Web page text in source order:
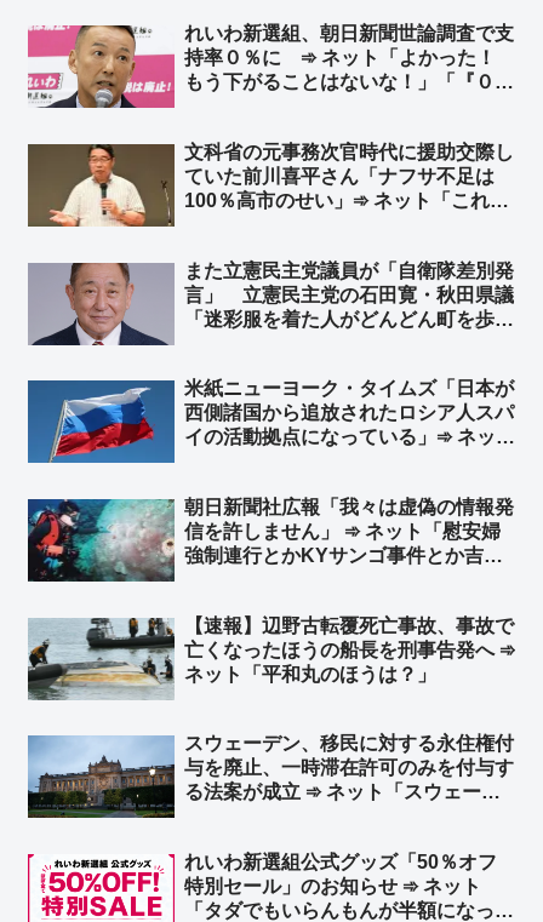
れいわ新選組、朝日新聞世論調査で支
持率０％に ➾ ネット「よかった！
もう下がることはないな！」「『０は
文科省の元事務次官時代に援助交際し
ていた前川喜平さん「ナフサ不足は
100％高市のせい」➾ ネット「これに
るよ？ 相場が急落してるらしいぞ、
知らないの？w」
また立憲民主党議員が「自衛隊差別発
言」 立憲民主党の石田寛・秋田県議
「迷彩服を着た人がどんどん町を歩く
ど？」「軍人をリスペクトする国々か
ら観光に来てるんだぞ！！」
米紙ニューヨーク・タイムズ「日本が
西側諸国から追放されたロシア人スパ
イの活動拠点になっている」➾ ネット
に頑として反対してる連中見てりゃわ
かるｗ」
朝日新聞社広報「我々は虚偽の情報発
信を許しません」 ➾ ネット「慰安婦
強制連行とかKYサンゴ事件とか吉田
【速報】辺野古転覆死亡事故、事故で
亡くなったほうの船長を刑事告発へ ➾
ネット「平和丸のほうは？」
スウェーデン、移民に対する永住権付
与を廃止、一時滞在許可のみを付与す
る法案が成立 ➾ ネット「スウェーデ
くれたから日本は難民や移民は受け入
れないようにしないとな」
れいわ新選組公式グッズ「50％オフ
特別セール」のお知らせ ➾ ネット
「タダでもいらんもんが半額になった